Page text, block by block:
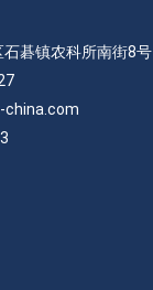
碁镇农科所南街8号
china.com